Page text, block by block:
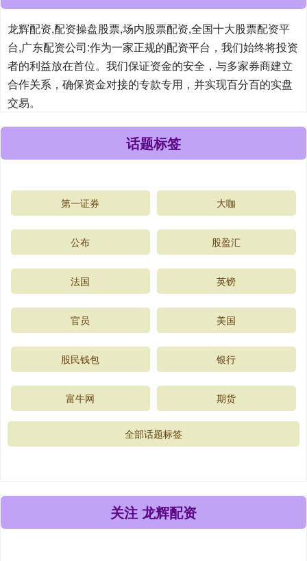
龙辉配资,配资操盘股票,场内股票配资,全国十大股票配资平
台,广东配资公司:作为一家正规的配资平台，我们始终将投资
者的利益放在首位。我们保证资金的安全，与多家券商建立
合作关系，确保资金对接的专款专用，并实现百分百的实盘
交易。
话题标签
第一证券 大咖
公布 股盈汇
法国 英镑
官员 美国
股民钱包 银行
富牛网 期货
全部话题标签
关注 龙辉配资